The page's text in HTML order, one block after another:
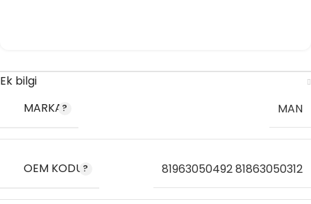
Ek bilgi
MARKA
MAN
OEM KODU 81963050492 81863050312